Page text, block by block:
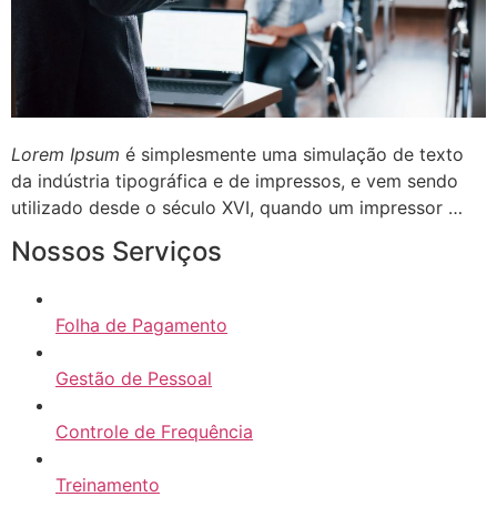
Lorem Ipsum é simplesmente uma simulação de texto
da indústria tipográfica e de impressos, e vem sendo
utilizado desde o século XVI, quando um impressor …
Nossos Serviços
Folha de Pagamento
Gestão de Pessoal
Controle de Frequência
Treinamento